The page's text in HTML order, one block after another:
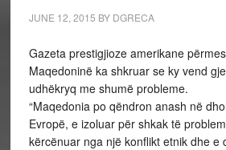
JUNE 12, 2015 BY DGRECA
Gazeta prestigjioze amerikane
Maqedoninë ka shkruar se ky vend
udhëkryq me shumë probleme.
“Maqedonia po qëndron anash në
Evropë, e izoluar për shkak të
kërcënuar nga një konflikt etnik dhe e